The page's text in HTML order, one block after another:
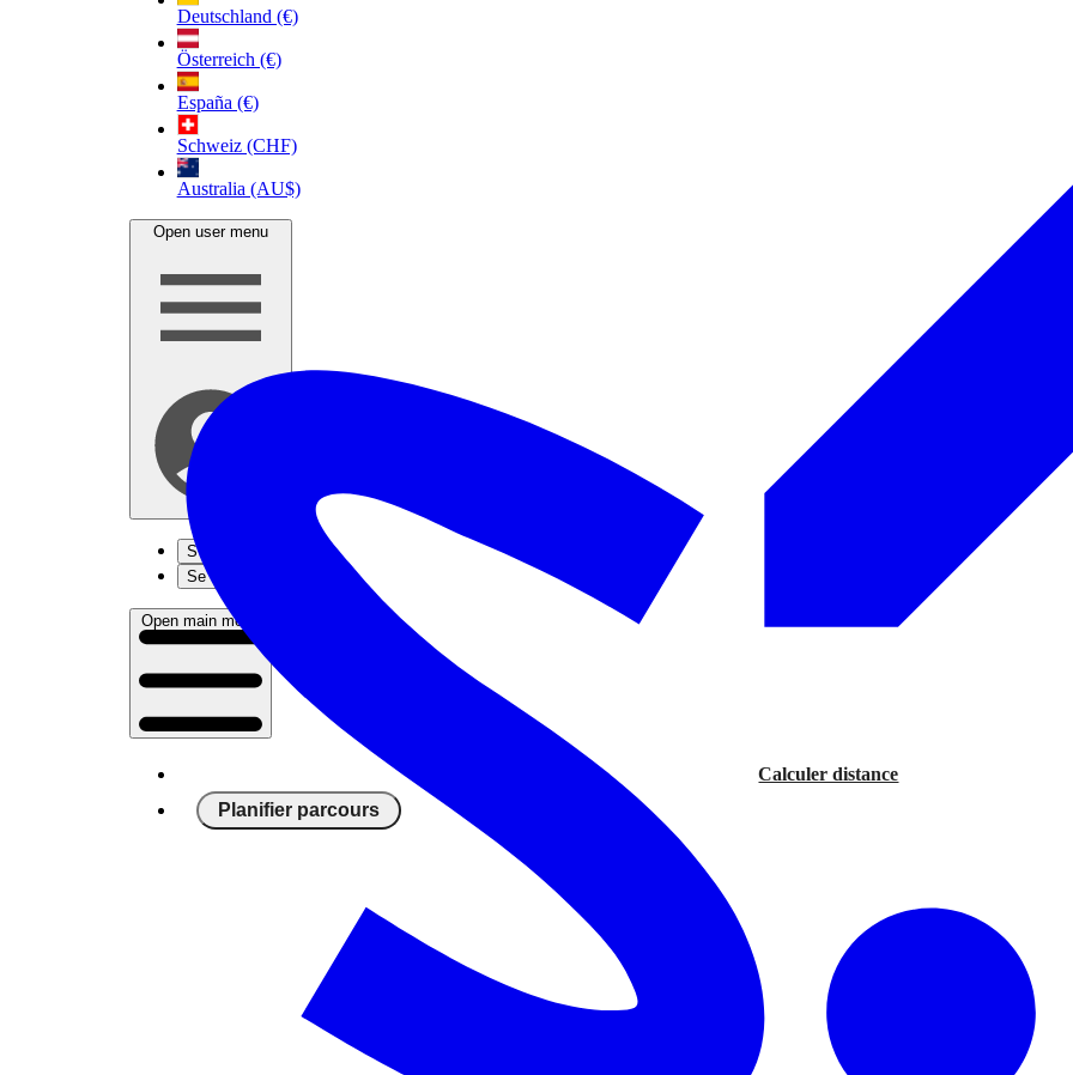
Deutschland (€)
Österreich (€)
España (€)
Schweiz (CHF)
Australia (AU$)
Open user menu
S'inscrire
Se connecter
Open main menu
Calculer distance
Planifier parcours